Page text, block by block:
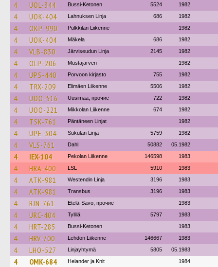
4 UOL-344 Bussi-Ketonen 5524 1982
4 UOK-404 Lahnuksen Linja 686 1982
4 OKP-990 Pulkkilan Liikenne 1982
4 UOK-404 Mäkela 686 1982
4 VLB-830 Järviseudun Linja 2145 1982
4 OLP-206 Mustajärven 1982
4 UPS-440 Porvoon kirjasto 755 1982
4 TRX-209 Elimäen Liikenne 5506 1982
4 UOO-516 Uusimaa, прочие 722 1982
4 UOO-221 Mikkolan Liikenne 674 1982
4 TSK-761 Päntäneen Linjat 1982
4 UPE-304 Sukulan Linja 5759 1982
4 VLS-761 Dahl 50882 05.1982
4 IEX-104 Pekolan Liikenne 146598 1983
4 HRA-400 LSL 5910 1983
4 ATK-981 Westendin Linja 3196 1983
4 ATK-981 Transbus 3196 1983
4 RJN-761 Etelä-Savo, прочие 1983
4 URC-404 Tyllilä 5797 1983
4 HRT-285 Bussi-Ketonen 1983
4 HRV-700 Lehdon Liikenne 146667 1983
4 LHO-527 Linjayhtymä 5805 05.1983
4 OMK-684 Helander ja Knit 1984